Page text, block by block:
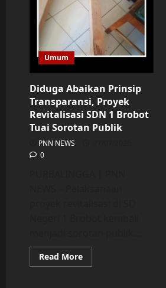
II
Umum
Diduga Abaikan Prinsip
Transparansi, Proyek
Revitalisasi SDN 1 Brobot
Tuai Sorotan Publik
PNN NEWS
0
Read MoreRead
more